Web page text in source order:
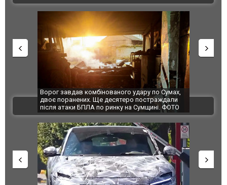
Ворог завдав комбінованого удару по Сумах,
двоє поранених. Ще десятеро постраждали
після атаки БПЛА по ринку на Сумщині. ФОТО
За 2000
склад
ВІДЕО